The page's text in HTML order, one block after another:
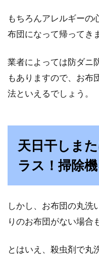
皆さ
はど
生ま
ろえ
しょ
お布
潔に
お布
もちろんアレルギーの
布団になって帰ってき
業者によっては防ダニ
もありますので、お布
法といえるでしょう。
天日干しま
ラス！掃除
しかし、お布団の丸洗
りのお布団がない場合
とはいえ、殺虫剤で丸